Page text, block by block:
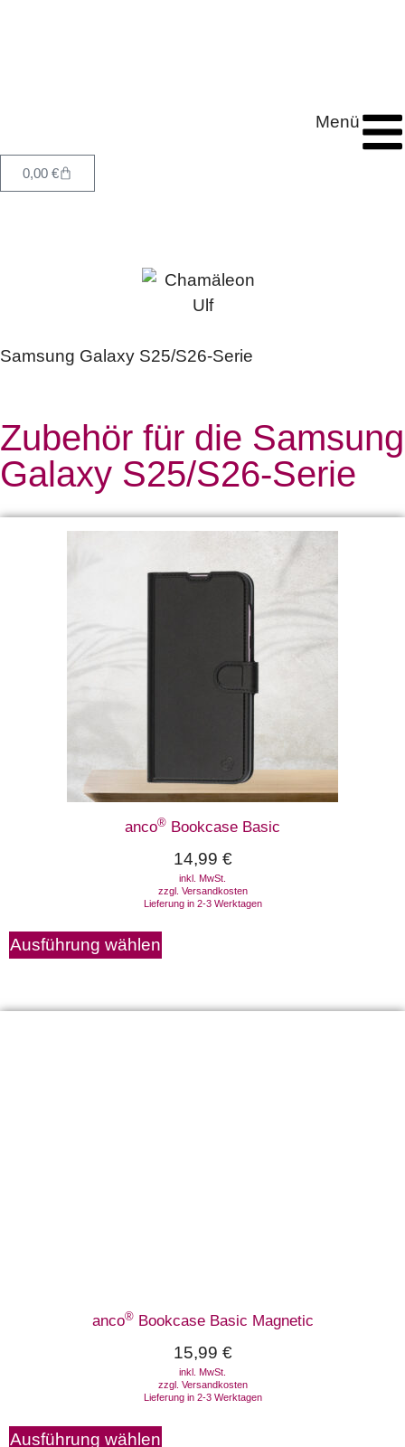
Menü
0,00 €
Samsung Galaxy S25/S26-Serie
Zubehör für die Samsung
Galaxy S25/S26-Serie
anco® Bookcase Basic
14,99 €
inkl. MwSt.
zzgl. Versandkosten
Lieferung in 2-3 Werktagen
Ausführung wählen
anco®Bookcase Basic Magnetic
15,99 €
inkl. MwSt.
zzgl. Versandkosten
Lieferung in 2-3 Werktagen
Ausführung wählen